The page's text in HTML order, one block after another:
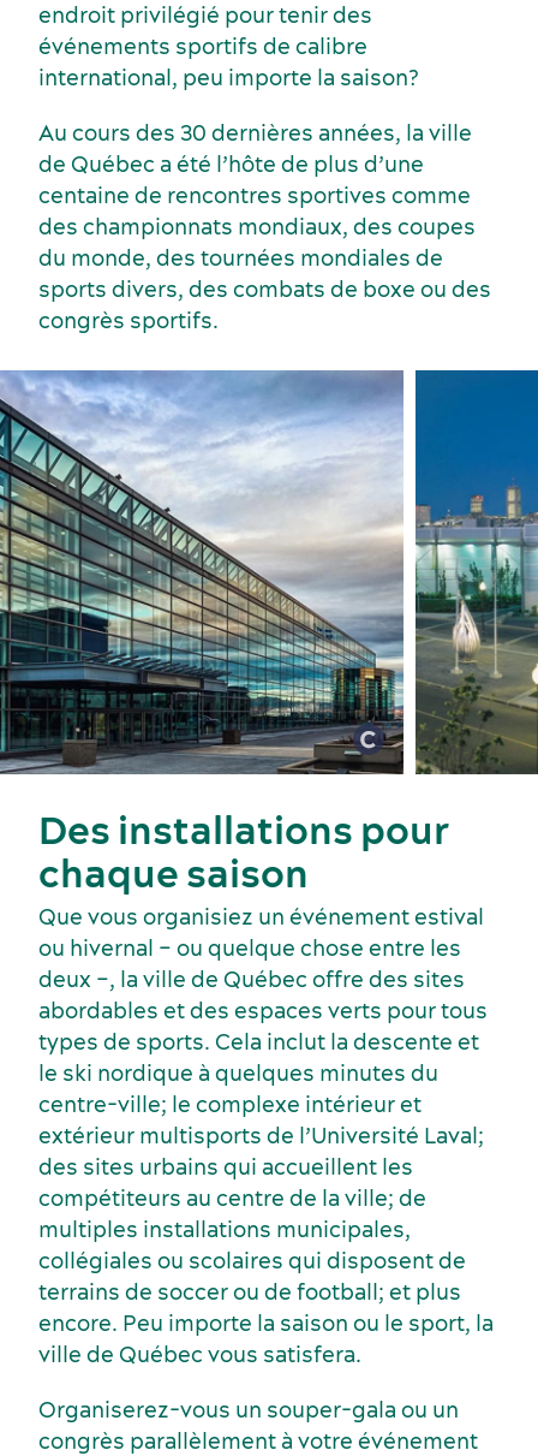
Histoire et culture
Activités et expériences
Industries clés
Événements sportifs
Voyage de motivation
Salles de réunion
Hébergement
Lieux de réception
endroit privilégié pour tenir des
événements sportifs de calibre
international, peu importe la saison?
Au cours des 30 dernières années, la ville
de Québec a été l’hôte de plus d’une
centaine de rencontres sportives comme
des championnats mondiaux, des coupes
du monde, des tournées mondiales de
sports divers, des combats de boxe ou des
congrès sportifs.
Des installations pour
chaque saison
Que vous organisiez un événement estival
ou hivernal – ou quelque chose entre les
deux –, la ville de Québec offre des sites
abordables et des espaces verts pour tous
types de sports. Cela inclut la descente et
le ski nordique à quelques minutes du
centre-ville; le complexe intérieur et
extérieur multisports de l’Université Laval;
des sites urbains qui accueillent les
compétiteurs au centre de la ville; de
multiples installations municipales,
collégiales ou scolaires qui disposent de
terrains de soccer ou de football; et plus
encore. Peu importe la saison ou le sport, la
ville de Québec vous satisfera.
Organiserez-vous un souper-gala ou un
congrès parallèlement à votre événement